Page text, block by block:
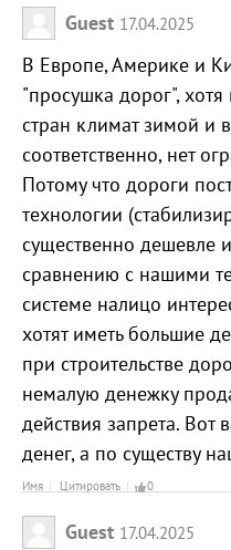
Guest 17.04.2025
В Европе, Америке и
"просушка дорог",
стран климат зимой и
соответственно, нет
Потому что дороги
технологии
существенно дешевле
сравнению с нашими
системе налицо
хотят иметь большие
при строительстве
немалую денежку
действия запрета.
денег, а по существу
Имя Цитировать 0
Guest 17.04.2025